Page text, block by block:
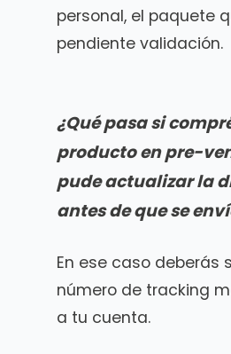
personal, el paquete
pendiente validación.
¿Qué pasa si
producto en pre-
pude actualizar la
antes de que se
En ese caso deberás
número de tracking
a tu cuenta.